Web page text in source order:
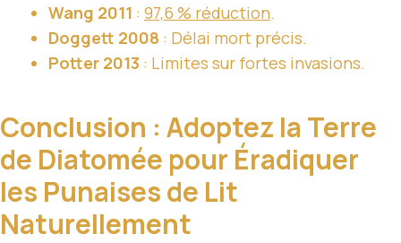
Wang 2011 : 97,6 % réduction.
Doggett 2008 : Délai mort précis.
Potter 2013 : Limites sur fortes invasions.
Conclusion : Adoptez la Terre
de Diatomée pour Éradiquer
les Punaises de Lit
Naturellement